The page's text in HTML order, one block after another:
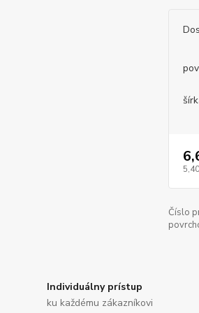
Číslo
Individuálny prístup
ku každému zákazníkovi